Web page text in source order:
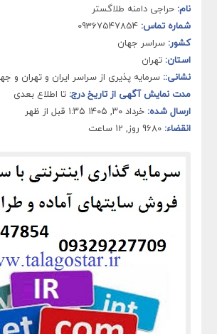
نام: حراجی دامنه طلاگستر
شماره تماس: 09367547854
کشور: سراسر جهان
استان: تهران
نشانی:: سرمایه پذیری از سراسر ایران و تهران و
مدت نمایش آگهی از تاریخ درج: تا اطلاع بعدی
ارسال شده: خرداد ۳۰, ۱۴۰۵ ۱:۳۵ قبل از ظهر
انقضاء: 9680 روز, 12 ساعت